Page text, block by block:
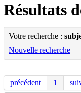
Résultats
Votre recherche :
Nouvelle recherche
précédent 1